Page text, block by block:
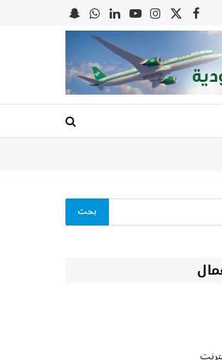
فيسبوك
X
(Twitter)
الانستغرام
يوتيوبلينكدإنواتسابSnapchat